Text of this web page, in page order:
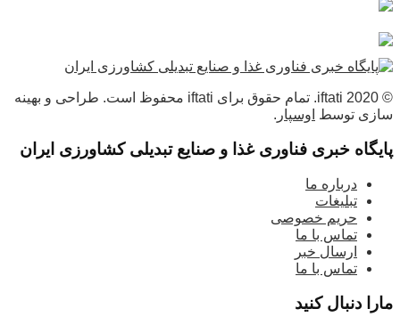
© 2020 iftati. تمام حقوق برای iftati محفوظ است. طراحی و بهینه
سازی توسط اوسپار .
پایگاه خبری فناوری غذا و صنایع تبدیلی کشاورزی ایران
درباره ما
تبلیغات
حریم خصوصی
تماس با ما
ارسال خبر
تماس با ما
مارا دنبال کنید